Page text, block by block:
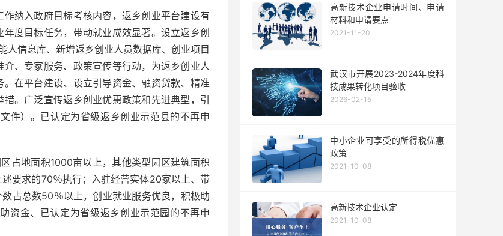
作纳入政府目标考核内容，返乡创业平台建设有
度目标任务，带动就业成效显著。设立返乡创
人信息库、新增返乡创业人员数据库、创业项目
、专家服务、政策宣传等行动，为返乡创业人
在平台建设、设立引导资金、融资贷款、精准
。广泛宣传返乡创业优惠政策和先进典型，引
件）。已认定为省级返乡创业示范县的不再申
占地面积1000亩以上，其他类型园区建筑面积
要求的70％执行；入驻经营实体20家以上、带
占总数50％以上，创业就业服务优良，积极助
资金、已认定为省级返乡创业示范园的不再申
高新技术企业申请时间、申请
材料和申请要点
2021-11-20
武汉市开展2023-2024年度科
技成果转化项目验收
2026-02-15
中小企业可享受的所得税优惠
政策
2021-10-08
高新技术企业认定
2021-10-08